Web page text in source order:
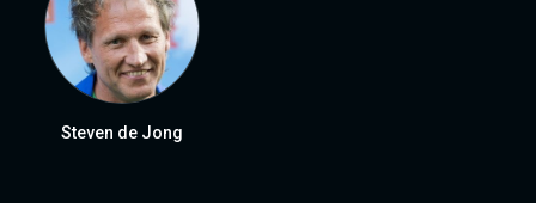
Steven de Jong